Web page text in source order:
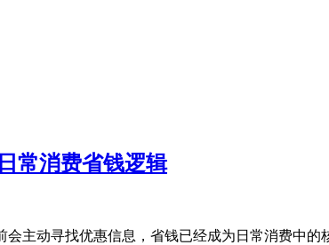
常消费省钱逻辑
主动寻找优惠信息，省钱已经成为日常消费中